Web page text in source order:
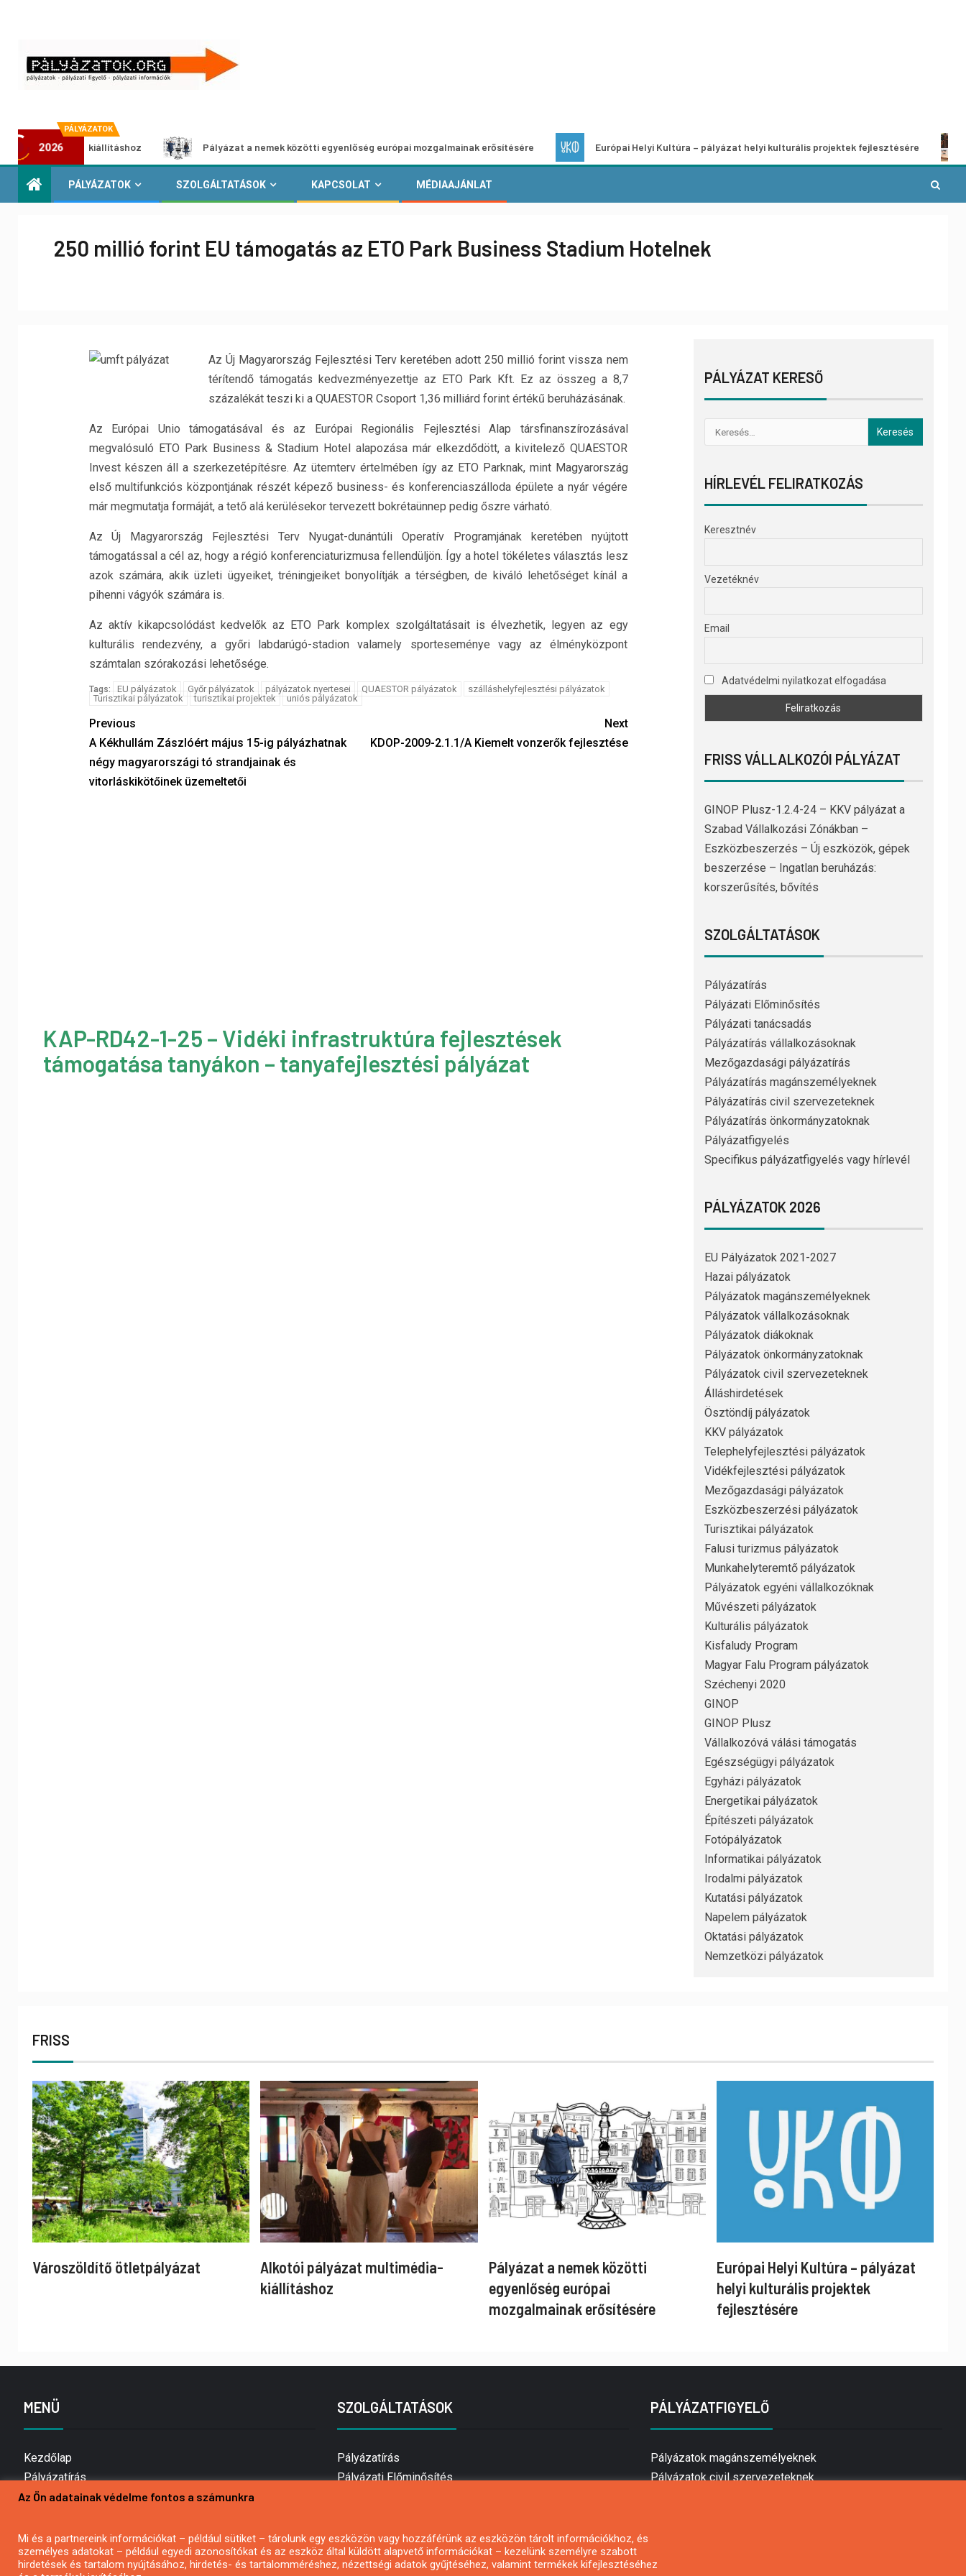
PÁLYÁZATOK
2026
kiállításhoz Pályázat a nemek közötti egyenlőség európai mozgalmainak erősítésére Európai Helyi Kultúra – pályázat helyi kulturális projektek fejlesztésére A
PÁLYÁZATOK SZOLGÁLTATÁSOK KAPCSOLAT MÉDIAAJÁNLAT
250 millió forint EU támogatás az ETO Park Business Stadium Hotelnek
Az Új Magyarország Fejlesztési Terv keretében adott 250 millió forint vissza nem
térítendő támogatás kedvezményezettje az ETO Park Kft. Ez az összeg a 8,7
százalékát teszi ki a QUAESTOR Csoport 1,36 milliárd forint értékű beruházásának.
Az Európai Unio támogatásával és az Európai Regionális Fejlesztési Alap társfinanszírozásával
megvalósuló ETO Park Business & Stadium Hotel alapozása már elkezdődött, a kivitelező QUAESTOR
Invest készen áll a szerkezetépítésre. Az ütemterv értelmében így az ETO Parknak, mint Magyarország
első multifunkciós központjának részét képező business- és konferenciaszálloda épülete a nyár végére
már megmutatja formáját, a tető alá kerülésekor tervezett bokrétaünnep pedig őszre várható.
Az Új Magyarország Fejlesztési Terv Nyugat-dunántúli Operatív Programjának keretében nyújtott
támogatással a cél az, hogy a régió konferenciaturizmusa fellendüljön. Így a hotel tökéletes választás lesz
azok számára, akik üzleti ügyeiket, tréningjeiket bonyolítják a térségben, de kiváló lehetőséget kínál a
pihenni vágyók számára is.
Az aktív kikapcsolódást kedvelők az ETO Park komplex szolgáltatásait is élvezhetik, legyen az egy
kulturális rendezvény, a győri labdarúgó-stadion valamely sporteseménye vagy az élményközpont
számtalan szórakozási lehetősége.
Tags: EU pályázatok Győr pályázatok pályázatok nyertesei QUAESTOR pályázatok
szálláshelyfejlesztési pályázatok
Turisztikai pályázatok
turisztikai projektek uniós pályázatok
Previous
A Kékhullám Zászlóért május 15-ig pályázhatnak
négy magyarországi tó strandjainak és
vitorláskikötőinek üzemeltetői
Next
KDOP-2009-2.1.1/A Kiemelt vonzerők fejlesztése
KAP-RD42-1-25 – Vidéki infrastruktúra fejlesztések
támogatása tanyákon – tanyafejlesztési pályázat
PÁLYÁZAT KERESŐ
HÍRLEVÉL FELIRATKOZÁS
Keresztnév
Vezetéknév
Email
Adatvédelmi nyilatkozat elfogadása
FRISS VÁLLALKOZÓI PÁLYÁZAT
GINOP Plusz-1.2.4-24 – KKV pályázat a
Szabad Vállalkozási Zónákban –
Eszközbeszerzés – Új eszközök, gépek
beszerzése – Ingatlan beruházás:
korszerűsítés, bővítés
SZOLGÁLTATÁSOK
Pályázatírás
Pályázati Előminősítés
Pályázati tanácsadás
Pályázatírás vállalkozásoknak
Mezőgazdasági pályázatírás
Pályázatírás magánszemélyeknek
Pályázatírás civil szervezeteknek
Pályázatírás önkormányzatoknak
Pályázatfigyelés
Specifikus pályázatfigyelés vagy hírlevél
PÁLYÁZATOK 2026
EU Pályázatok 2021-2027
Hazai pályázatok
Pályázatok magánszemélyeknek
Pályázatok vállalkozásoknak
Pályázatok diákoknak
Pályázatok önkormányzatoknak
Pályázatok civil szervezeteknek
Álláshirdetések
Ösztöndíj pályázatok
KKV pályázatok
Telephelyfejlesztési pályázatok
Vidékfejlesztési pályázatok
Mezőgazdasági pályázatok
Eszközbeszerzési pályázatok
Turisztikai pályázatok
Falusi turizmus pályázatok
Munkahelyteremtő pályázatok
Pályázatok egyéni vállalkozóknak
Művészeti pályázatok
Kulturális pályázatok
Kisfaludy Program
Magyar Falu Program pályázatok
Széchenyi 2020
GINOP
GINOP Plusz
Vállalkozóvá válási támogatás
Egészségügyi pályázatok
Egyházi pályázatok
Energetikai pályázatok
Építészeti pályázatok
Fotópályázatok
Informatikai pályázatok
Irodalmi pályázatok
Kutatási pályázatok
Napelem pályázatok
Oktatási pályázatok
Nemzetközi pályázatok
FRISS
Városzöldítő ötletpályázat
Alkotói pályázat multimédia-
kiállításhoz
Pályázat a nemek közötti
egyenlőség európai
mozgalmainak erősítésére
Európai Helyi Kultúra – pályázat
helyi kulturális projektek
fejlesztésére
MENÜ
Kezdőlap
Pályázatírás
Bemutatkozás
Hírlevél feliratkozás
Impresszum
SZOLGÁLTATÁSOK
Pályázatírás
Pályázati Előminősítés
Mezőgazdasági pályázatírás
Pályázatírás magánszemélyeknek
PÁLYÁZATFIGYELŐ
Pályázatok magánszemélyeknek
Pályázatok civil szervezeteknek
Az Ön adatainak védelme fontos a számunkra
Mi és a partnereink információkat – például sütiket – tárolunk egy eszközön vagy hozzáférünk az eszközön tárolt információkhoz, és
személyes adatokat – például egyedi azonosítókat és az eszköz által küldött alapvető információkat – kezelünk személyre szabott
hirdetések és tartalom nyújtásához, hirdetés- és tartalomméréshez, nézettségi adatok gyűjtéséhez, valamint termékek kifejlesztéséhez